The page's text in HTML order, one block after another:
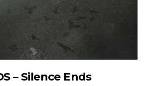
– Silence Ends